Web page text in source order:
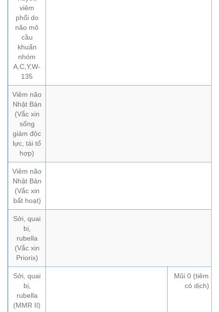
viêm
phổi do
não mô
cầu
khuẩn
nhóm
A,C,Y,W-
135
Viêm não
Nhật Bản
(Vắc xin
sống
giảm độc
lực, tái tổ
hợp)
Viêm não
Nhật Bản
(Vắc xin
bất hoạt)
Sởi, quai
bị,
rubella
(Vắc xin
Priorix)
Sởi, quai
bị,
rubella
(MMR II)
Mũi 0 (tiêm khi
có dịch)